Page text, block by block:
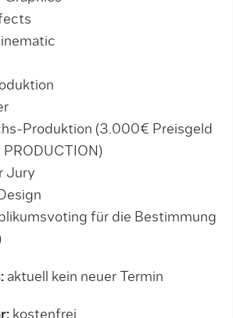
Produktion (3.000€ Preisgeld
Jury
für die Bestimmung
aktuell kein neuer Termin
kostenfrei